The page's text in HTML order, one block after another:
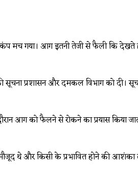
मच गया। आग इतनी तेजी से फैली कि देखते
सूचना प्रशासन और दमकल विभाग को दी।
को फैलने से रोकने का प्रयास किया
थे और किसी के प्रभावित होने की आशंका